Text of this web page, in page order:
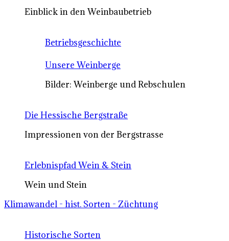
Einblick in den Weinbaubetrieb
Betriebsgeschichte
Unsere Weinberge
Bilder: Weinberge und Rebschulen
Die Hessische Bergstraße
Impressionen von der Bergstrasse
Erlebnispfad Wein & Stein
Wein und Stein
Klimawandel - hist. Sorten - Züchtung
Historische Sorten